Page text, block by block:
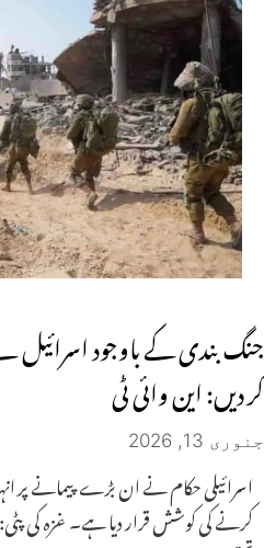
کر دیں: این وائی ٹی
جنوری 13, 2026
اسرائیلی حکام نے ان بڑے پیمانے پر
کرنے کی کوشش قرار دیا ہے۔ غزہ کی